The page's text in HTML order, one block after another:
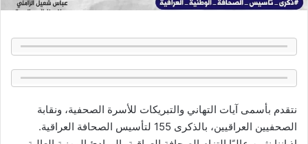
نتقدم بأسمى آيات التهاني والتبريكات للأسرة الصحفية، ونقابة
الصحفيين العراقيين، بالذكرى 155 لتأسيس الصحافة العراقية.